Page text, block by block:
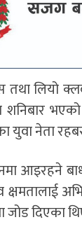
तथा लियो
युवा नेता
आइरहने
दिएका